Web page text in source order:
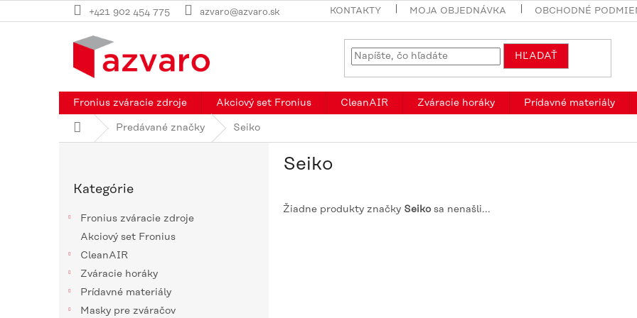
na
+421 902 454 775 azvaro@azvaro.sk KONTAKTY MOJA OBJEDNÁVKA OBCHODNÉ
HĽADAŤ
Fronius zváracie zdroje Akciový set Fronius CleanAIR Zváracie horáky Prídavné materiály
DomovPredávané značky Seiko
kategórie
Kategórie
Fronius zváracie zdroje
Akciový set Fronius
CleanAIR
Zváracie horáky
Prídavné materiály
Masky pre zváračov
Seiko
Žiadne produkty značky Seikosa nenašli...